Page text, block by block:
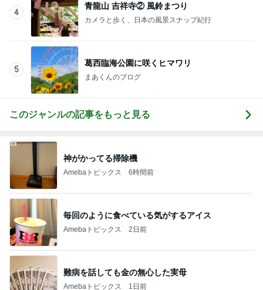
4
青龍山 吉祥寺② 風鈴まつり
カメラと歩く、日本の風景スナップ紀行
5
葛西臨海公園に咲くヒマワリ
まあくんのブログ
このジャンルの記事をもっと見る
神がかってる掃除機
Amebaトピックス 6時間前
毎回のように食べている気がするアイス
Amebaトピックス 2日前
難病を話しても金の無心した実母
Amebaトピックス 1日前